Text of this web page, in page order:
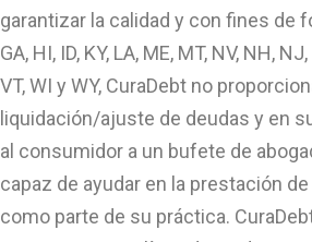
garantizar la calidad y con fines de
GA, HI, ID, KY, LA, ME, MT, NV, NH,
VT, WI y WY, CuraDebt no
liquidación/ajuste de deudas y en
al consumidor a un bufete de
capaz de ayudar en la prestación
como parte de su práctica.